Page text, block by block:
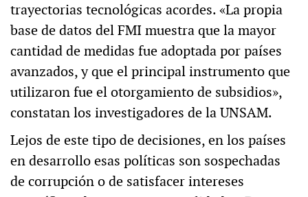
trayectorias tecnológicas acordes. «La propia
base de datos del FMI muestra que la mayor
cantidad de medidas fue adoptada por países
avanzados, y que el principal instrumento que
utilizaron fue el otorgamiento de subsidios»,
constatan los investigadores de la UNSAM.
Lejos de este tipo de decisiones, en los países
en desarrollo esas políticas son sospechadas
de corrupción o de satisfacer intereses